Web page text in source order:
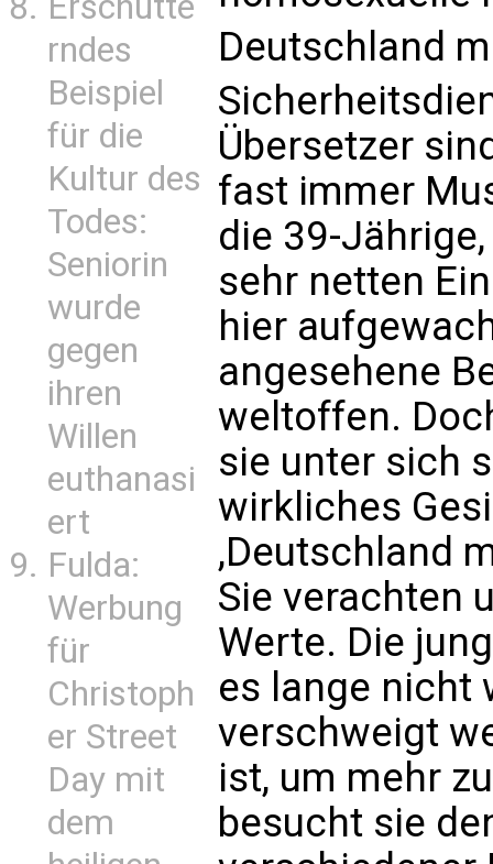
rndes
Beispiel
für die
Kultur des
Todes:
Seniorin
wurde
gegen
ihren
Willen
euthanasi
ert
Fulda:
Werbung
für
Christoph
er Street
Day mit
dem
Deutschland
Übersetzer
fast immer
die 39-
sehr netten
hier
angesehene
weltoffen.
sie unter sich
wirkliches
,Deutschland
Sie verachten
Werte. Die
es lange nicht
verschweigt
ist, um mehr
besucht sie